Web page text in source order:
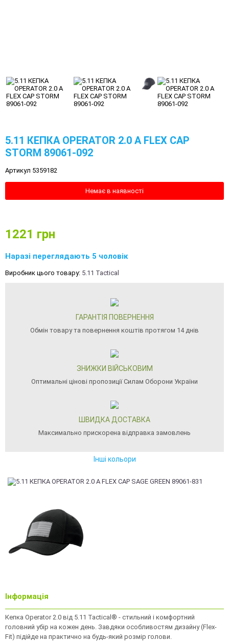
5.11 КЕПКА OPERATOR 2.0 A FLEX CAP
STORM 89061-092
Артикул 5359182
Немає в наявності
1221 грн
Наразі переглядають 5 чоловік
Виробник цього товару: 5.11 Tactical
ГАРАНТІЯ ПОВЕРНЕННЯ
Обмін товару та повернення коштів протягом 14 днів
ЗНИЖКИ ВІЙСЬКОВИМ
Оптимальні цінові пропозиції Силам Оборони України
ШВИДКА ДОСТАВКА
Максимально прискорена відправка замовлень
Інші кольори
Інформація
Кепка Operator 2.0 від 5.11 Tactical® - стильний і комфортний
головний убір на кожен день. Завдяки особливостям дизайну (Flex-
Fit) підійде на практично на будь-який розмір голови.